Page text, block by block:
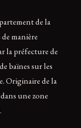
de la
manière
la préfecture de
baïnes sur les
Originaire de la
une zone